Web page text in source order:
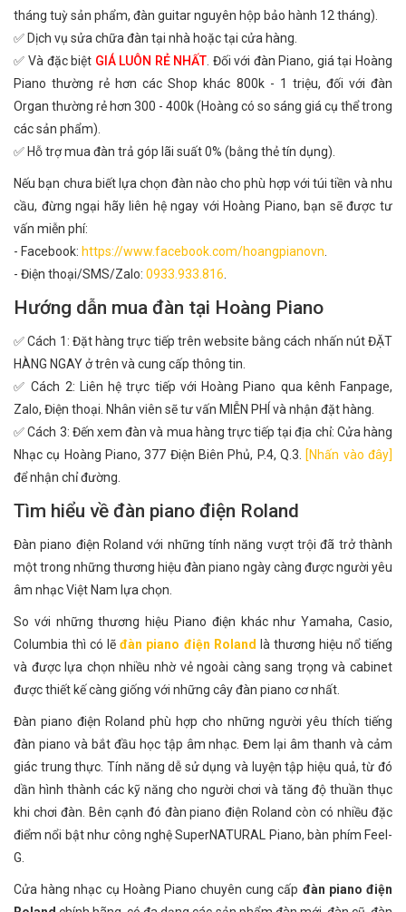
tháng tuỳ sản phẩm, đàn guitar nguyên hộp bảo hành 12 tháng).
✅ Dịch vụ sửa chữa đàn tại nhà hoặc tại cửa hàng.
✅ Và đặc biệt GIÁ LUÔN RẺ NHẤT . Đối với đàn Piano, giá tại Hoàng
Piano thường rẻ hơn các Shop khác 800k - 1 triệu, đối với đàn
Organ thường rẻ hơn 300 - 400k (Hoàng có so sáng giá cụ thể trong
các sản phẩm).
✅ Hỗ trợ mua đàn trả góp lãi suất 0% (bằng thẻ tín dụng).
Nếu bạn chưa biết lựa chọn đàn nào cho phù hợp với túi tiền và nhu
cầu, đừng ngại hãy liên hệ ngay với Hoàng Piano, bạn sẽ được tư
vấn miễn phí:
- Facebook: https://www.facebook.com/hoangpianovn
- Điện thoại/SMS/Zalo: 0933.933.816
Hướng dẫn mua đàn tại Hoàng Piano
✅ Cách 1: Đặt hàng trực tiếp trên website bằng cách nhấn nút ĐẶT
HÀNG NGAY ở trên và cung cấp thông tin.
✅ Cách 2: Liên hệ trực tiếp với Hoàng Piano qua kênh Fanpage,
Zalo, Điện thoại. Nhân viên sẽ tư vấn MIỄN PHÍ và nhận đặt hàng.
✅ Cách 3: Đến xem đàn và mua hàng trực tiếp tại địa chỉ: Cửa hàng
Nhạc cụ Hoàng Piano, 377 Điện Biên Phủ, P.4, Q.3.
[Nhấn vào đây]
để nhận chỉ đường.
Tìm hiểu về đàn piano điện Roland
Đàn piano điện Roland với những tính năng vượt trội đã trở thành
một trong những thương hiệu đàn piano ngày càng được người yêu
âm nhạc Việt Nam lựa chọn.
So với những thương hiệu Piano điện khác như Yamaha, Casio,
Columbia thì có lẽđàn piano điện Roland
là thương hiệu nổ tiếng
và được lựa chọn nhiều nhờ vẻ ngoài càng sang trọng và cabinet
được thiết kế càng giống với những cây đàn piano cơ nhất.
Đàn piano điện Roland phù hợp cho những người yêu thích tiếng
đàn piano và bắt đầu học tập âm nhạc. Đem lại âm thanh và cảm
giác trung thực. Tính năng dễ sử dụng và luyện tập hiệu quả, từ đó
dần hình thành các kỹ năng cho người chơi và tăng độ thuần thục
khi chơi đàn. Bên cạnh đó đàn piano điện Roland còn có nhiều đặc
điểm nổi bật như công nghệ SuperNATURAL Piano, bàn phím Feel-
G.
Cửa hàng nhạc cụ Hoàng Piano chuyên cung cấp đàn piano điện